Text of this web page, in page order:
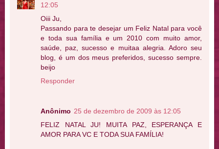
12:05
Oiii Ju,
Passando para te desejar um Feliz Natal para você
e toda sua família e um 2010 com muito amor,
saúde, paz, sucesso e muitaa alegria. Adoro seu
blog, é um dos meus preferidos, sucesso sempre.
beijo
Responder
Anônimo 25 de dezembro de 2009 às 12:05
FELIZ NATAL JU! MUITA PAZ, ESPERANÇA E
AMOR PARA VC E TODA SUA FAMÍLIA!